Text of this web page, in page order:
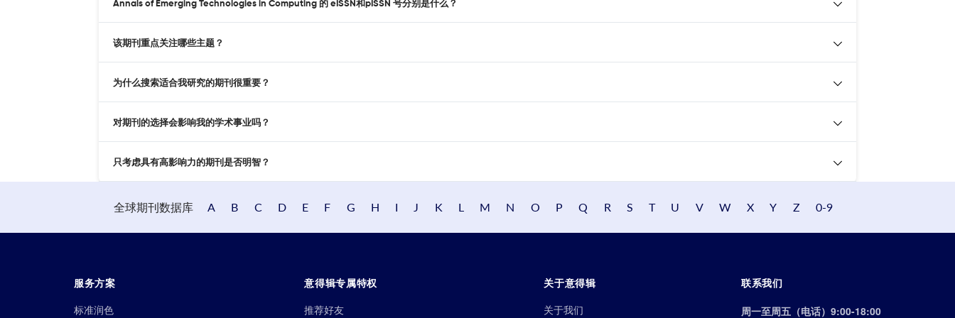
Annals of Emerging Technologies in Computing 的 eISSN和pISSN 号分别是什么？
该期刊重点关注哪些主题？
为什么搜索适合我研究的期刊很重要？
对期刊的选择会影响我的学术事业吗？
只考虑具有高影响力的期刊是否明智？
全球期刊数据库 A B C D E F G H I J K L M N O P Q R S T U V W X Y Z 0-9